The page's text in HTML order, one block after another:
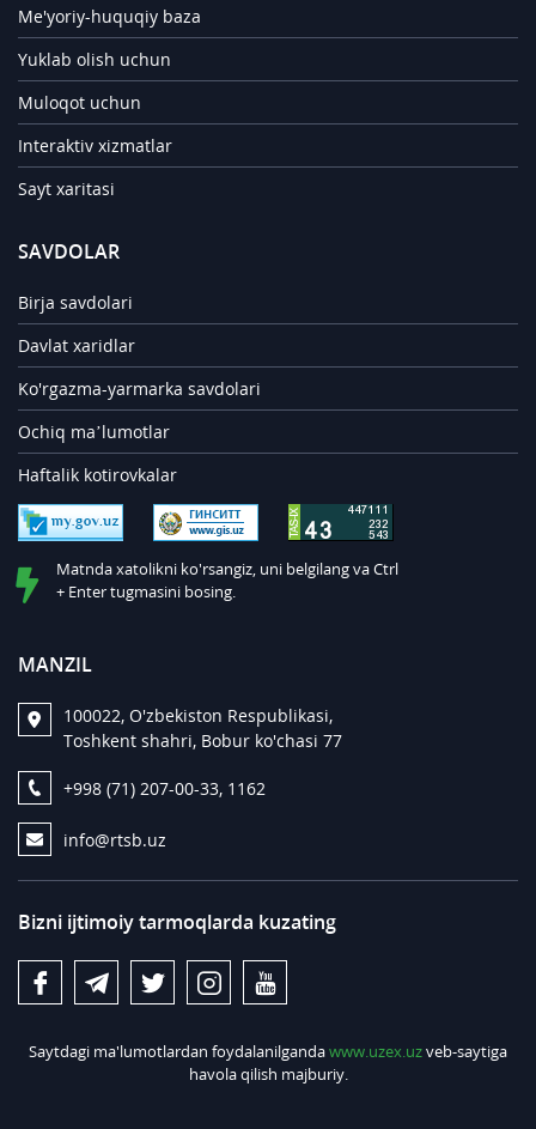
Me'yoriy-huquqiy baza
Yuklab olish uchun
Muloqot uchun
Interaktiv xizmatlar
Sayt xaritasi
SAVDOLAR
Birja savdolari
Davlat xaridlar
Ko'rgazma-yarmarka savdolari
Ochiq ma’lumotlar
Haftalik kotirovkalar
Matnda xatolikni ko'rsangiz, uni belgilang va Ctrl
+ Enter tugmasini bosing.
MANZIL
100022, O'zbekiston Respublikasi,
Toshkent shahri, Bobur ko'chasi 77
+998 (71) 207-00-33, 1162
info@rtsb.uz
Bizni ijtimoiy tarmoqlarda kuzating
Saytdagi ma'lumotlardan foydalanilgandawww.uzex.uzveb-saytiga
havola qilish majburiy.